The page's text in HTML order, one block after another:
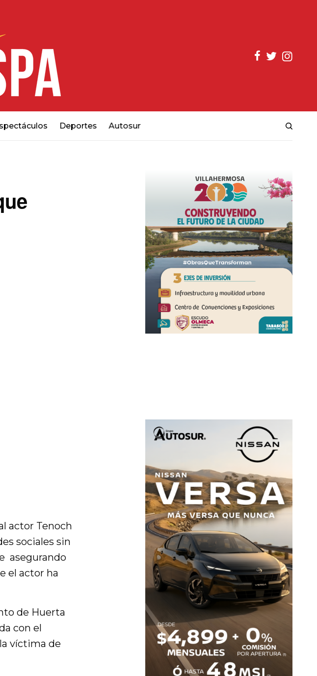
Deportes Autosur
actor Tenoch
sociales sin
asegurando
el actor ha
de Huerta
con el
víctima de